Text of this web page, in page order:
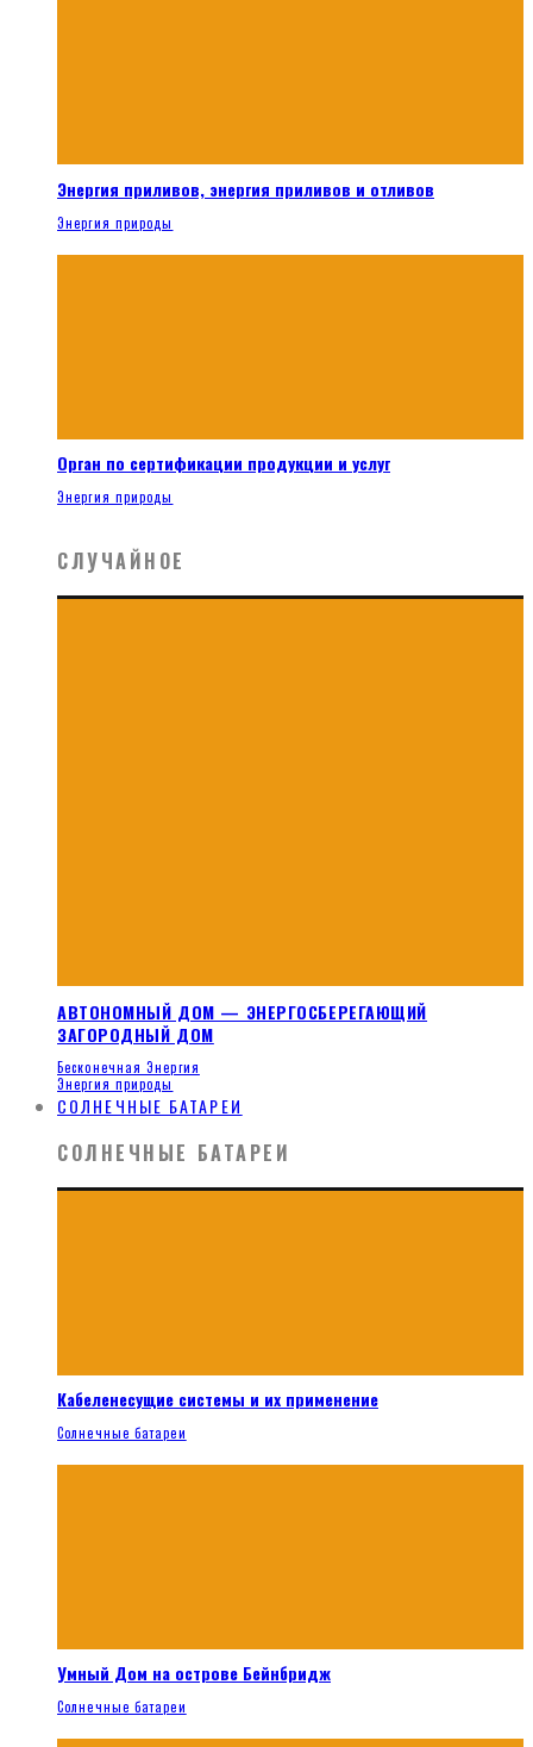
Энергия приливов, энергия приливов и отливов
Энергия природы
Орган по сертификации продукции и услуг
Энергия природы
СЛУЧАЙНОЕ
АВТОНОМНЫЙ ДОМ — ЭНЕРГОСБЕРЕГАЮЩИЙ
ЗАГОРОДНЫЙ ДОМ
Бесконечная Энергия
Энергия природы
СОЛНЕЧНЫЕ БАТАРЕИ
СОЛНЕЧНЫЕ БАТАРЕИ
Кабеленесущие системы и их применение
Солнечные батареи
Умный Дом на острове Бейнбридж
Солнечные батареи